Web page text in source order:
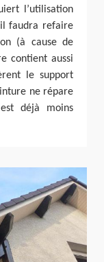
l’utilisation
faudra refaire
(à cause de
contient aussi
le support
ne répare
déjà moins